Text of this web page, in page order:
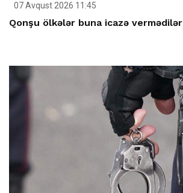
07 Avqust 2026 11:45
Qonşu ölkələr buna icazə vermədilər